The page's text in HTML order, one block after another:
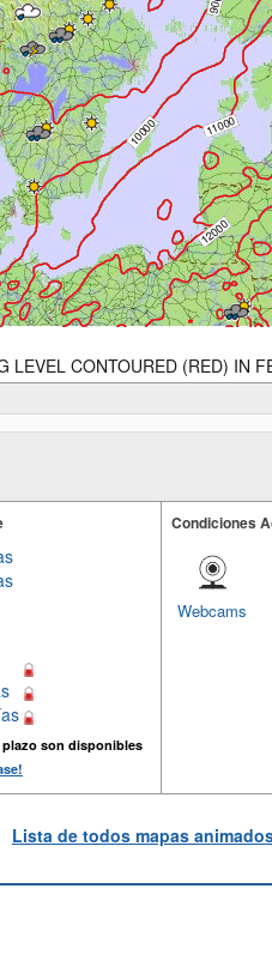
LEVEL CONTOURED (RED) IN
plazo son disponibles
Condiciones
Webcams
Lista de todos mapas